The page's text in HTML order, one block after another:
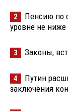
2
Пенсию по
уровне не ниже
3 Законы,
4
Путин
заключения